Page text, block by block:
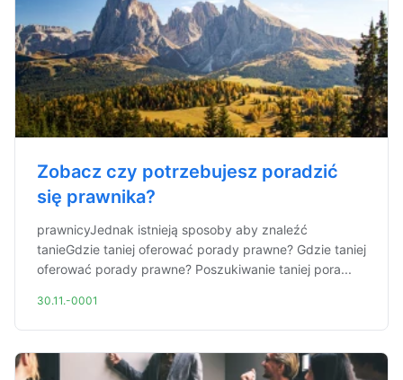
Zobacz czy potrzebujesz poradzić
się prawnika?
prawnicyJednak istnieją sposoby aby znaleźć
tanieGdzie taniej oferować porady prawne? Gdzie taniej
oferować porady prawne? Poszukiwanie taniej pora...
30.11.-0001